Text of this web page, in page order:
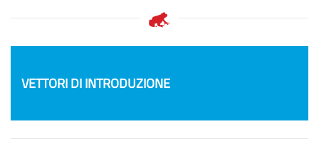
VETTORI DI INTRODUZIONE